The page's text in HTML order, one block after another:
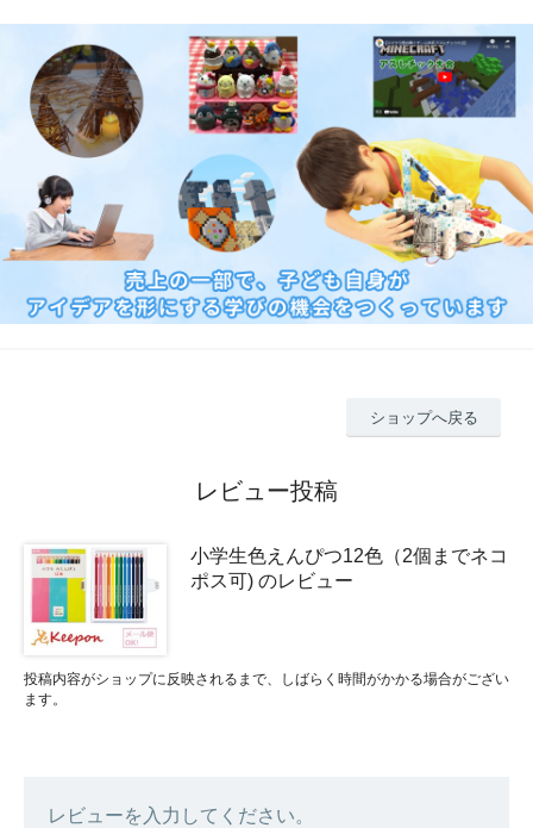
ショップへ戻る
レビュー投稿
小学生色えんぴつ12色（2個までネコ
ポス可) のレビュー
投稿内容がショップに反映されるまで、しばらく時間がかかる場合がござい
ます。
レビューを入力してください。